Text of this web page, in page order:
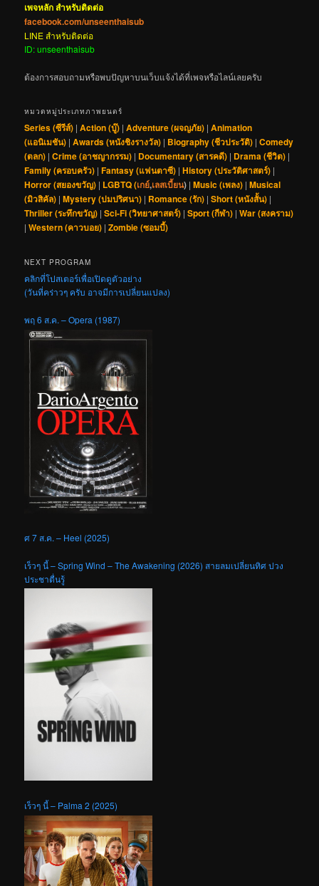
เพจหลัก สำหรับติดต่อ
facebook.com/unseenthaisub
LINE สำหรับติดต่อ
ID: unseenthaisub
ต้องการสอบถามหรือพบปัญหาบนเว็บแจ้งได้ที่เพจหรือไลน์เลยครับ
หมวดหมู่ประเภทภาพยนตร์
Series (ซีรีส์) |Action (บู๊) |Adventure (ผจญภัย) |Animation
(แอนิเมชัน) |Awards (หนังชิงรางวัล) | Biography (ชีวประวัติ) |Comedy
(ตลก) |Crime (อาชญากรรม) | Documentary (สารคดี) | Drama (ชีวิต) |
Family (ครอบครัว) |Fantasy (แฟนตาซี) |History (ประวัติศาสตร์) |
Horror (สยองขวัญ) | LGBTQ (เกย์,เลสเบี้ยน) |Music (เพลง) |Musical
(มิวสิคัล) |Mystery (ปมปริศนา) | Romance (รัก) |Short (หนังสั้น) |
Thriller (ระทึกขวัญ) |Sci-Fi (วิทยาศาสตร์) |Sport (กีฬา) |War (สงคราม)
|Western (คาวบอย) |Zombie (ซอมบี้)
NEXT PROGRAM
คลิกที่โปสเตอร์เพื่อเปิดดูตัวอย่าง
(วันที่คร่าวๆ ครับ อาจมีการเปลี่ยนแปลง)
พฤ 6 ส.ค. – Opera (1987)
ศ 7 ส.ค. – Heel (2025)
เร็วๆ นี้ – Spring Wind – The Awakening (2026) สายลมเปลี่ยนทิศ ปวง
ประชาตื่นรู้
เร็วๆ นี้ – Palma 2 (2025)